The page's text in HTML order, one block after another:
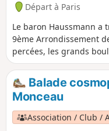
Départ à Paris
Le baron Haussmann a
9ème Arrondissement
percées, les grands
mettent en valeur les
second empire : grands
halls, églises, sièges de
couverts, colonnes
fera découvrir, les
adaptation au Paris
Balade
Monceau
Association / Club /